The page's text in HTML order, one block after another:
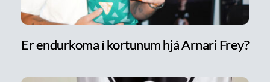
Er endurkoma í kortunum hjá Arnari Frey?